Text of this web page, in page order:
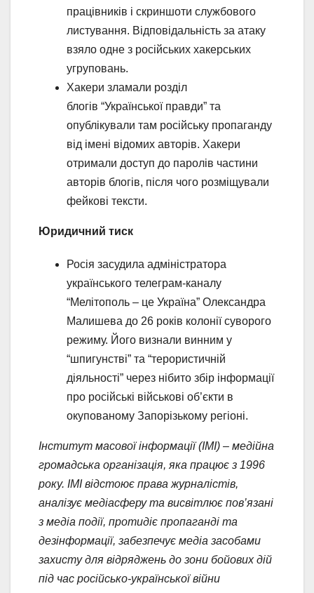
працівників і скриншоти службового
листування. Відповідальність за атаку
взяло одне з російських хакерських
угруповань.
Хакери зламали розділ
блогів “Української правди” та
опублікували там російську пропаганду
від імені відомих авторів. Хакери
отримали доступ до паролів частини
авторів блогів, після чого розміщували
фейкові тексти.
Юридичний тиск
Росія засудила адміністратора
українського телеграм-каналу
“Мелітополь – це Україна” Олександра
Малишева до 26 років колонії суворого
режиму. Його визнали винним у
“шпигунстві” та “терористичній
діяльності” через нібито збір інформації
про російські військові об’єкти в
окупованому Запорізькому регіоні.
Інститут масової інформації (ІМІ) – медійна
громадська організація, яка працює з 1996
року. ІМІ відстоює права журналістів,
аналізує медіасферу та висвітлює пов’язані
з медіа події, протидіє пропаганді та
дезінформації, забезпечує медіа засобами
захисту для відряджень до зони бойових дій
під час російсько-української війни